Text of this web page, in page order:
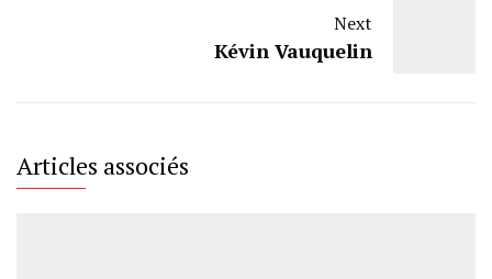
Next
Kévin Vauquelin
Articles associés